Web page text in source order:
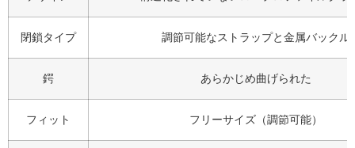
閉鎖タイプ 調節可能なストラップと金属バックル
鍔 あらかじめ曲げられた
フィット フリーサイズ（調節可能）